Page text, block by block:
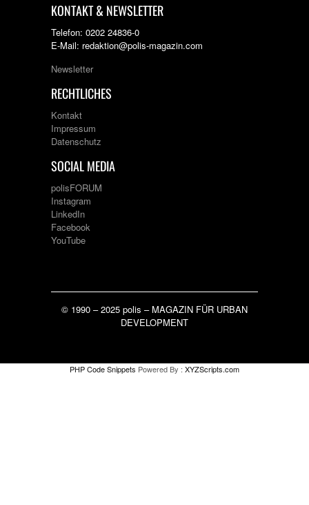
KONTAKT & NEWSLETTER
Telefon: 0202 24836-0
E-Mail: redaktion@polis-magazin.com
Newsletter
RECHTLICHES
Kontakt
Impressum
Datenschutz
SOCIAL MEDIA
polisFORUM
Instagram
LinkedIn
Facebook
YouTube
© 1990 – 2025 polis – MAGAZIN FÜR URBAN
DEVELOPMENT
PHP Code Snippets Powered By : XYZScripts.com